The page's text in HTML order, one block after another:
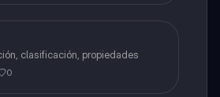
clasificación, propiedades
0